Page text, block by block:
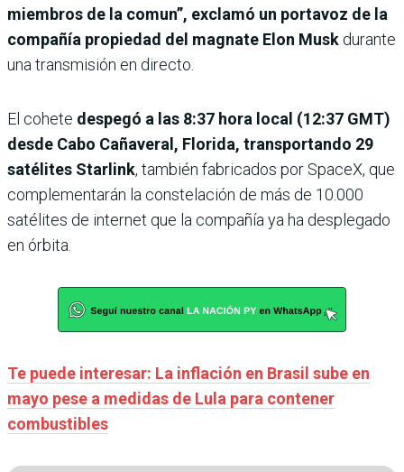
miembros de la comun”, exclamó un portavoz de la
compañía propiedad del magnate Elon Musk durante
una transmisión en directo.
El cohete despegó a las 8:37 hora local (12:37 GMT)
desde Cabo Cañaveral, Florida, transportando 29
satélites Starlink, también fabricados por SpaceX, que
complementarán la constelación de más de 10.000
satélites de internet que la compañía ya ha desplegado
en órbita.
Te puede interesar: La inflación en Brasil sube en
mayo pese a medidas de Lula para contener
combustibles